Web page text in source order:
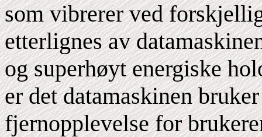
som vibrerer ved
etterlignes av
og superhøyt energiske
er det datamaskinen
fjernopplevelse for